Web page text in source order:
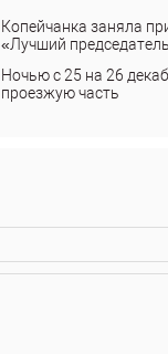
Копейчанка заняла
«Лучший
Ночью с 25 на 26
проезжую часть